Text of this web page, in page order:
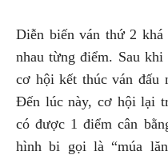
Diễn biến ván thứ 2
nhau từng điểm. Sau
cơ hội kết thúc ván đấu
Đến lúc này, cơ hội lại
có được 1 điểm cân
hình bi gọi là “múa